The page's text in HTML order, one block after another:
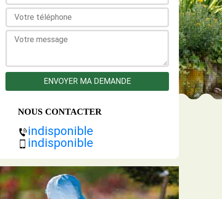
NOUS CONTACTER
indisponible
indisponible